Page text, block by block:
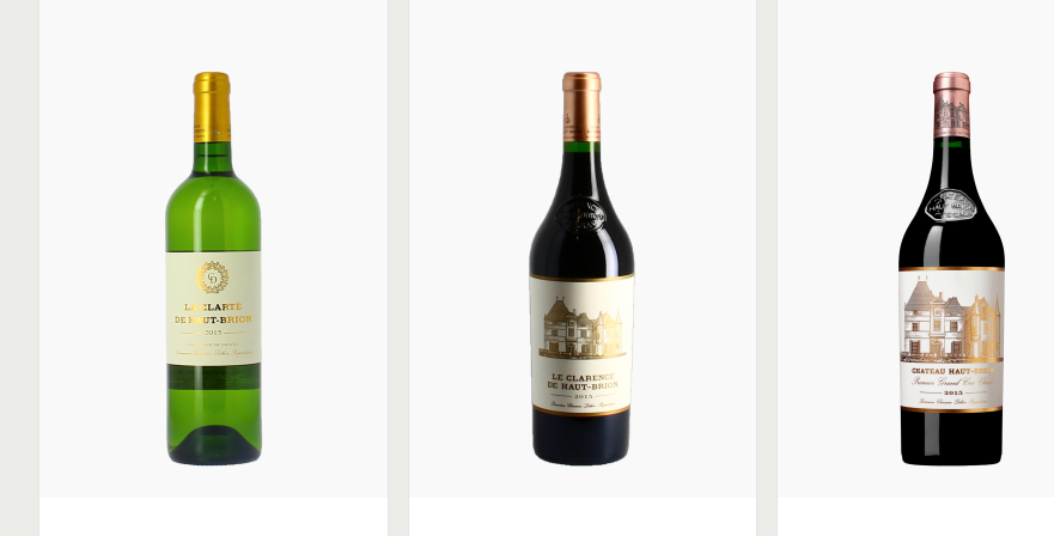
le roi Charles II d’Angleterre se fit livrer 169 bouteilles de « vin de Hobriono » (sic), chose
rare à une époque où le vin était expédié le plus souvent en barriques.
En 1666, Arnaud III de Pontac envoya son fils François-Auguste ouvrir un établissement à
Londres du nom de Pontack’s Head. Ce restaurant épicerie fine tenu par un chef français de
talent servait les mets les plus fins (jeunes poussins dans leurs coquilles ou ragoût d’escargots
au beurre) accompagnés du vin de Haut-Brion. Ce dernier était vendu 7 shillings quand les
autres crus étaient proposés à 2 shillings. Situé dans Abchurch lane au cœur du quartier
intellectuel de Londres, l’enseigne fréquentée par les gens de cours et les intellectuels du
temps connut rapidement un très grand succès. Durant ce dernier tiers du XVIIe siècle,
plusieurs écrivains anglais tels Samuel Pepys ou John Evelyn évoquèrent Haut-Brion dans leurs
Depuis cette époque, le vin de Haut-Brion se distingue par ses saveurs inimitables qui
rappellent le tabac fin, la suie et la torréfaction. Selon les spécialistes (pédologues et
vinificateurs), elles sont dues à la géologie du cru. Paradoxalement, la noblesse de ce vin naît